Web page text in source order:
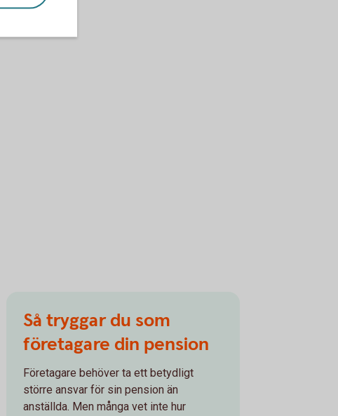
Så tryggar du som
företagare din pension
Företagare behöver ta ett betydligt
större ansvar för sin pension än
anställda. Men många vet inte hur